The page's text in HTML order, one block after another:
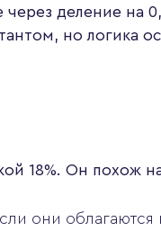
деление на
но логика
18%. Он похож
они облагаются